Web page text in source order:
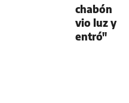
chabón
vio luz y
entró"